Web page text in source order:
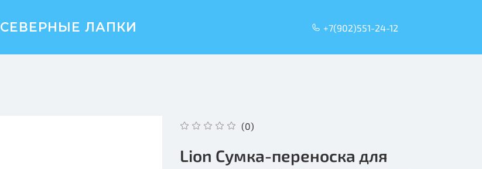
СЕВЕРНЫЕ ЛАПКИ +7(902)551-24-12
(0)
Lion Сумка-переноска для